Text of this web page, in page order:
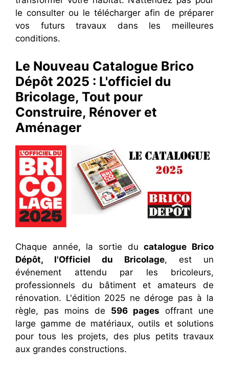
le consulter ou le télécharger afin de préparer
vos futurs travaux dans les meilleures
conditions.
Le Nouveau Catalogue Brico
Dépôt 2025 : L'officiel du
Bricolage, Tout pour
Construire, Rénover et
Aménager
Chaque année, la sortie ducatalogue Brico
Dépôt, l'Officiel du Bricolage, est un
événement attendu par les bricoleurs,
professionnels du bâtiment et amateurs de
rénovation. L'édition 2025 ne déroge pas à la
règle, pas moins de 596 pages offrant une
large gamme de matériaux, outils et solutions
pour tous les projets, des plus petits travaux
aux grandes constructions.